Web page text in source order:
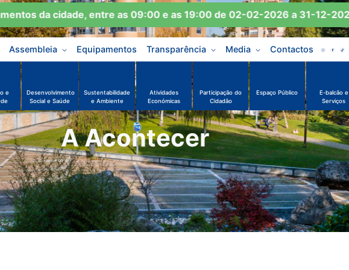
da cidade, entre as 09:00 e as 19:00 de 02-02-2026 a 31-12-2026
Assembleia Equipamentos Transparência Media Contactos
e
Desenvolvimento
Social e Saúde
Sustentabilidade
e Ambiente
Atividades
Económicas
Participação do
Cidadão
Espaço Público
E-balcão e
Serviços
A Acontecer